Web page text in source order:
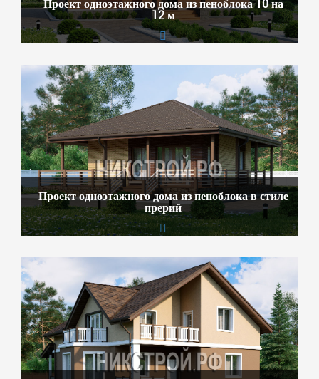
Проект одноэтажного дома из пеноблока 10 на
12 м
Проект одноэтажного дома из пеноблока в стиле
прерий